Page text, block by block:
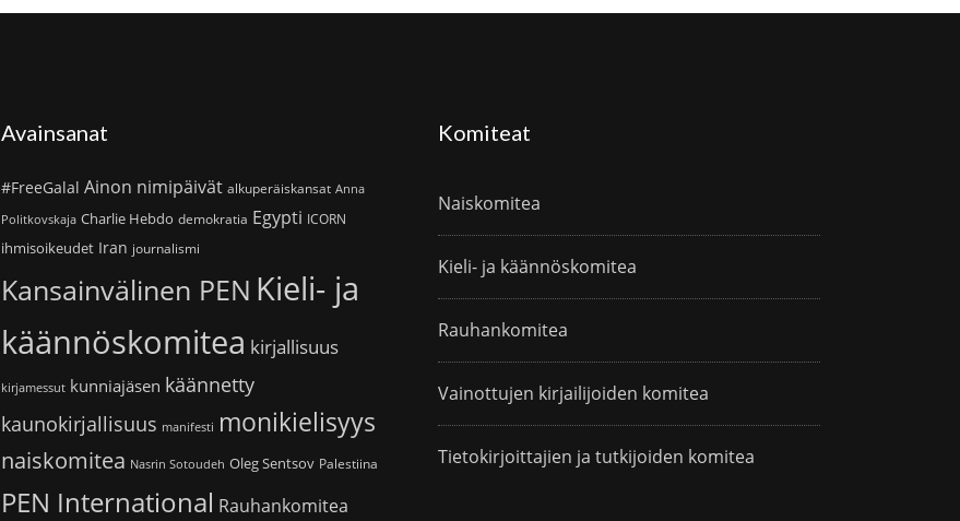
Avainsanat
#FreeGalal Ainon nimipäivät alkuperäiskansat Anna
Politkovskaja Charlie Hebdo demokratia Egypti ICORN
ihmisoikeudet Iran journalismi
Kansainvälinen PEN Kieli- ja
käännöskomitea kirjallisuus
kirjamessut kunniajäsen käännetty
kaunokirjallisuus manifesti monikielisyys
naiskomitea Nasrin Sotoudeh Oleg Sentsov Palestiina
PEN International Rauhankomitea
Komiteat
Naiskomitea
Kieli- ja käännöskomitea
Rauhankomitea
Vainottujen kirjailijoiden komitea
Tietokirjoittajien ja tutkijoiden komitea